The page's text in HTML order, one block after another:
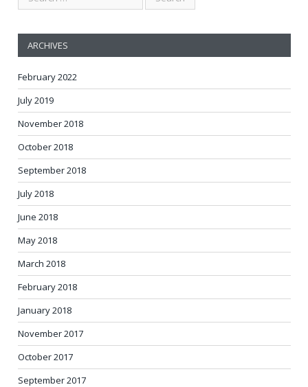
ARCHIVES
February 2022
July 2019
November 2018
October 2018
September 2018
July 2018
June 2018
May 2018
March 2018
February 2018
January 2018
November 2017
October 2017
September 2017